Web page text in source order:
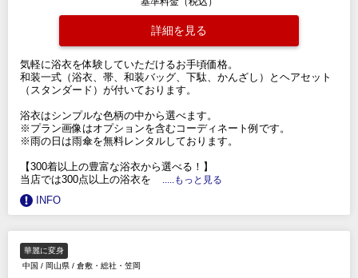
詳細を見る
気軽に浴衣を体験していただけるお手頃価格。
和装一式（浴衣、帯、和装バッグ、下駄、かんざし）とヘアセット
（スタンダード）が付いております。
浴衣はシンプルな色柄の中から選べます。
※プラン画像はオプションを含むコーディネート例です。
※雨の日は雨傘を無料レンタルしております。
【300着以上の豊富な浴衣から選べる！】
当店では300点以上の浴衣を
.....もっと見る
INFO
華麗に変身
中国 / 岡山県 / 倉敷・総社・笠岡